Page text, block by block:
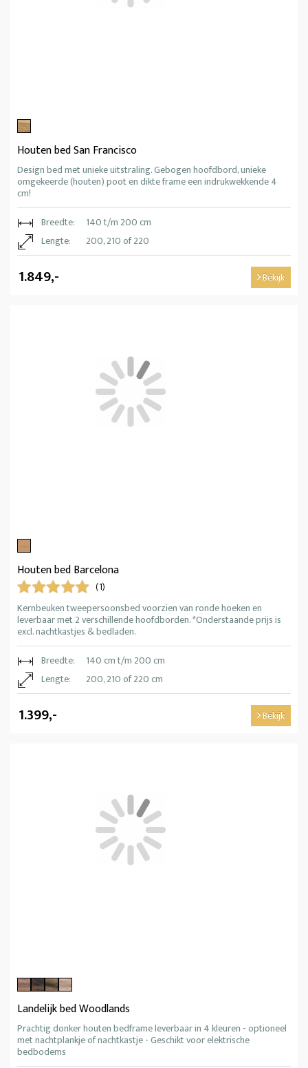
Houten bed San Francisco
Design bed met unieke uitstraling. Gebogen hoofdbord, unieke
omgekeerde (houten) poot en dikte frame een indrukwekkende 4
cm!
Breedte:
140 t/m 200 cm
Lengte:
200, 210 of 220
1.849,- Bekijk
Houten bed Barcelona
(1)
Kernbeuken tweepersoonsbed voorzien van ronde hoeken en
leverbaar met 2 verschillende hoofdborden. *Onderstaande prijs is
excl. nachtkastjes & bedladen.
Breedte:
140 cm t/m 200 cm
Lengte:
200, 210 of 220 cm
1.399,- Bekijk
Landelijk bed Woodlands
Prachtig donker houten bedframe leverbaar in 4 kleuren - optioneel
met nachtplankje of nachtkastje - Geschikt voor elektrische
bedbodems